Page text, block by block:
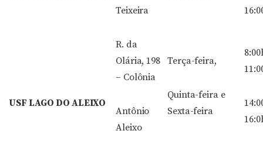
Teixeira
USF LAGO DO ALEIXO
R. da
Olária, 198
– Colônia
Antônio
Aleixo
Terça-feira,
Quinta-feira e
Sexta-feira